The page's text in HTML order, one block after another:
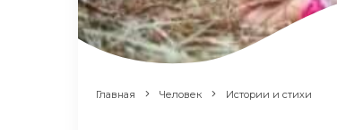
Главная Человек Истории и стихи